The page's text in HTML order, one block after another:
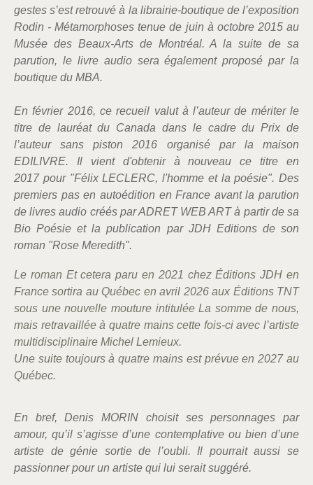
gestes s’est retrouvé à la librairie-boutique de l’exposition
Rodin - Métamorphoses tenue de juin à octobre 2015 au
Musée des Beaux-Arts de Montréal. A la suite de sa
parution, le livre audio sera également proposé par la
boutique du MBA.
En février 2016, ce recueil valut à l’auteur de mériter le
titre de lauréat du Canada dans le cadre du Prix de
l’auteur sans piston 2016 organisé par la maison
EDILIVRE. Il vient d'obtenir à nouveau ce titre en
2017 pour "Félix LECLERC, l'homme et la poésie". Des
premiers pas en autoédition en France avant la parution
de livres audio créés par ADRET WEB ART à partir de sa
Bio Poésie et la publication par JDH Editions de son
roman "Rose Meredith".
Le roman Et cetera paru en 2021 chez Éditions JDH en
France sortira au Québec en avril 2026 aux Éditions TNT
sous une nouvelle mouture intitulée La somme de nous,
mais retravaillée à quatre mains cette fois-ci avec l’artiste
multidisciplinaire Michel Lemieux.
Une suite toujours à quatre mains est prévue en 2027 au
Québec.
En bref, Denis MORIN choisit ses personnages par
amour, qu’il s’agisse d’une contemplative ou bien d’une
artiste de génie sortie de l’oubli. Il pourrait aussi se
passionner pour un artiste qui lui serait suggéré.